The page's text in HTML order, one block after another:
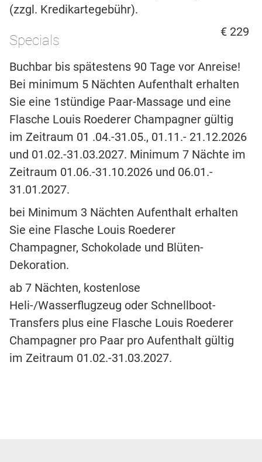
(zzgl. Kredikartegebühr).
€ 229
Specials
Buchbar bis spätestens 90 Tage vor Anreise!
Bei minimum 5 Nächten Aufenthalt erhalten
Sie eine 1stündige Paar-Massage und eine
Flasche Louis Roederer Champagner gültig
im Zeitraum 01 .04.-31.05., 01.11.- 21.12.2026
und 01.02.-31.03.2027. Minimum 7 Nächte im
Zeitraum 01.06.-31.10.2026 und 06.01.-
31.01.2027.
bei Minimum 3 Nächten Aufenthalt erhalten
Sie eine Flasche Louis Roederer
Champagner, Schokolade und Blüten-
Dekoration.
ab 7 Nächten, kostenlose
Heli-/Wasserflugzeug oder Schnellboot-
Transfers plus eine Flasche Louis Roederer
Champagner pro Paar pro Aufenthalt gültig
im Zeitraum 01.02.-31.03.2027.